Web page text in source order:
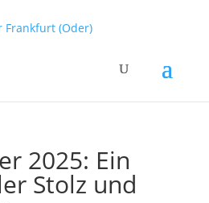
2025: Ein
Stolz und